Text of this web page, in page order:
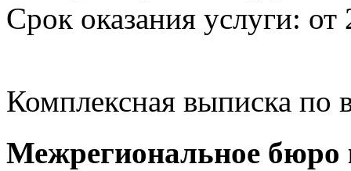
Срок оказания услуги: от
Комплексная выписка
Межрегиональное бюро